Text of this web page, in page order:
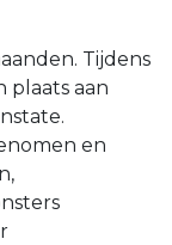
Tijdens
plaats aan
en